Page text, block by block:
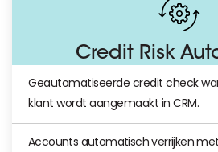
Credit Risk
Geautomatiseerde credit check
klant wordt aangemaakt in CRM.
Accounts automatisch verrijken